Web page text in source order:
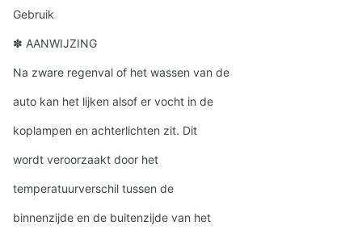
Gebruik
✽ AANWIJZING
Na zware regenval of het wassen van de
auto kan het lijken alsof er vocht in de
koplampen en achterlichten zit. Dit
wordt veroorzaakt door het
temperatuurverschil tussen de
binnenzijde en de buitenzijde van het